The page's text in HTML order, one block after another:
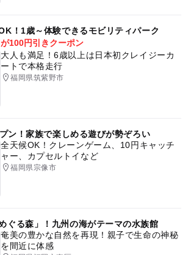
延した場合、サービスを開始する順番や時
ます。
にご参加いただくために、過去にウェルス
の撮影会イベントにご参加されたことある方
ご遠慮いただいております。
キャンセル待ちでのお申し込みとなりま
日時でのお申し込みはできません。
させていただきます。
ら
！1歳～体験できるモビリティパーク
100円引きクーポン
大人も満足！6歳以上は日本初クレイジーカ
ートで本格走行
福岡県筑紫野市
ン！家族で楽しめる遊びが勢ぞろい
全天候OK！クレーンゲーム、10円キャッチ
ャー、カプセルトイなど
福岡県宗像市
ぐる森」！九州の海がテーマの水族館
奄美の豊かな自然を再現！親子で生命の神秘
を間近に体感